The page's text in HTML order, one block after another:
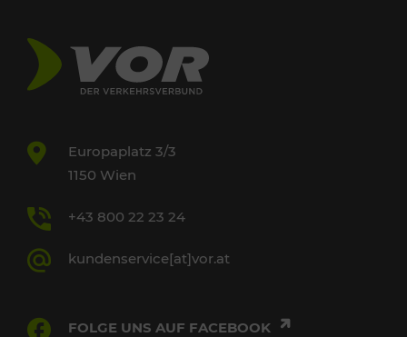
Europaplatz 3/3
1150 Wien
+43 800 22 23 24
kundenservice[at]vor.at
FOLGE UNS AUF FACEBOOK